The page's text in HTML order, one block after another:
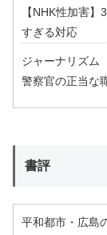
【NHK性加害
すぎる対応
ジャーナリズム
警察官の正当な
書評
平和都市・広島